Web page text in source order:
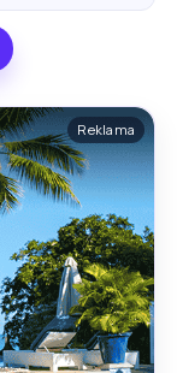
Reklama